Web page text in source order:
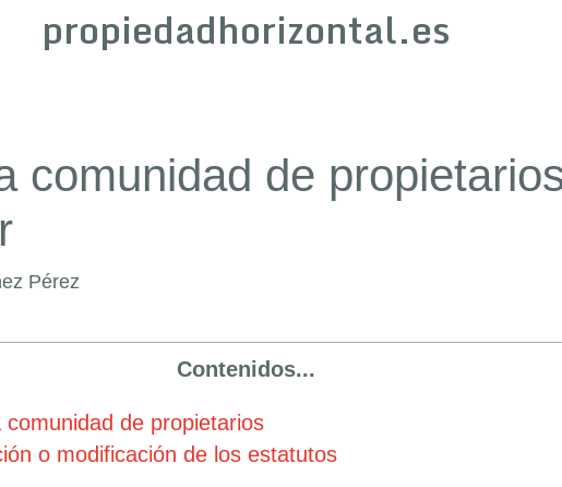
propiedadhorizontal.es
comunidad de
Pérez
Contenidos...
de propietarios
o modificación de los estatutos